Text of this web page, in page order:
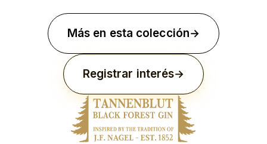
Más en esta colección
Registrar interés